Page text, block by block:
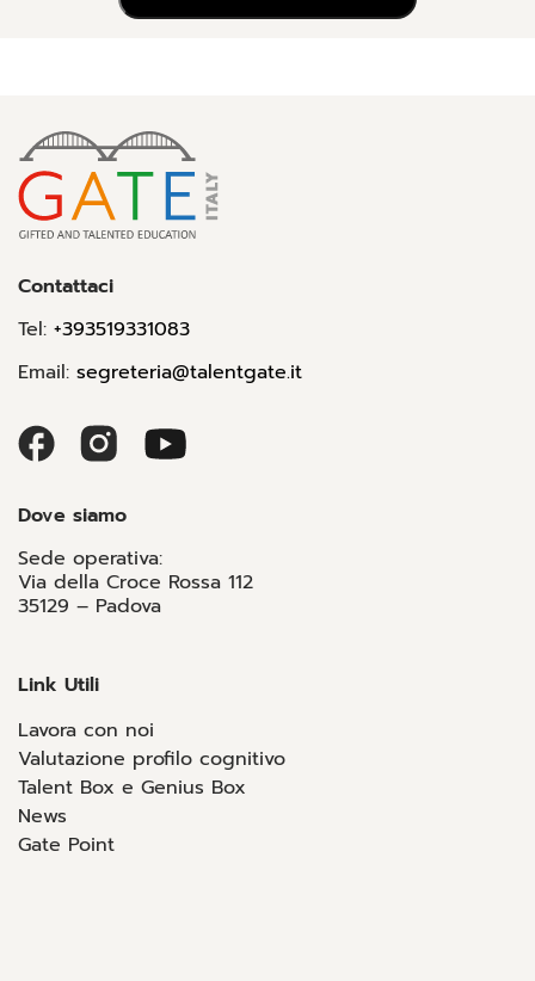
Contattaci
Tel: +393519331083
Email: segreteria@talentgate.it
Dove siamo
Sede operativa:
Via della Croce Rossa 112
35129 – Padova
Link Utili
Lavora con noi
Valutazione profilo cognitivo
Talent Box e Genius Box
News
Gate Point